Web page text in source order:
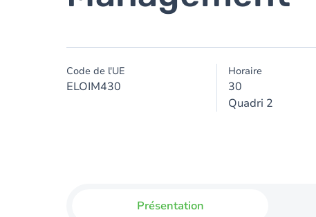
Code de l'UE
ELOIM430
Horaire
30
Quadri 2
Présentation